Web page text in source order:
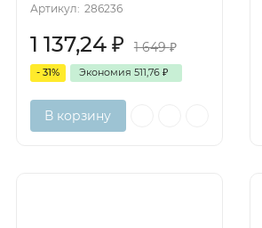
Артикул: 286236
1 137,24 ₽ 1 649₽
- 31% Экономия 511,76 ₽
В корзину